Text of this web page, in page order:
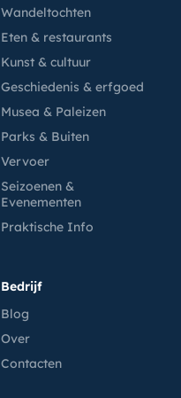
Wandeltochten
Eten & restaurants
Kunst & cultuur
Geschiedenis & erfgoed
Musea & Paleizen
Parks & Buiten
Vervoer
Seizoenen &
Evenementen
Praktische Info
Bedrijf
Blog
Over
Contacten